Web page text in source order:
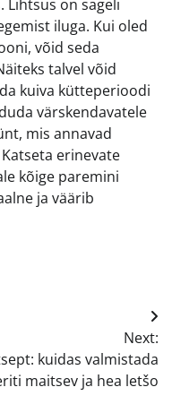
Lihtsus on sageli
iluga. Kui oled
võid seda
talvel võid
kuiva kütteperioodi
värskendavatele
mis annavad
erinevate
kõige paremini
ja väärib
Next:
kuidas valmistada
maitsev ja hea letšo